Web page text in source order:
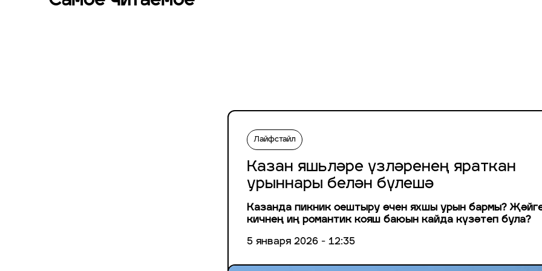
Лайфстайл
Казан яшьләре үзләренең яраткан
урыннары белән бүлешә
Казанда пикник оештыру өчен яхшы урын бармы?
кичнең иң романтик кояш баюын кайда күзәтеп була?
5 января 2026 - 12:35